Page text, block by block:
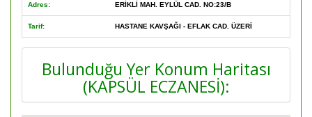
Adres: ERİKLİ MAH. EYLÜL CAD. NO:23/B
Tarif: HASTANE KAVŞAĞI - EFLAK CAD. ÜZERİ
Bulunduğu Yer Konum Haritası
(KAPSÜL ECZANESİ):